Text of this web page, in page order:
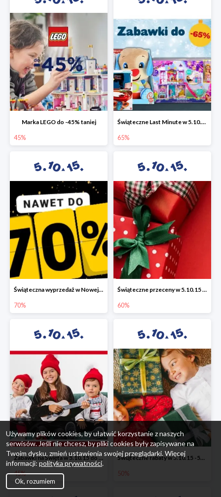
Marka LEGO do -45% taniej
45%
Świąteczne Last Minute w 5.10.15 - zabawki do -65%
65%
Świąteczna wyprzedaż w Nowej Erze - National Geographic Learning -70%
70%
Świąteczne przeceny w 5.10.15 - wszystkie ubrania -60%
60%
Zabawki na Święta w 5.10.15 do -45%
45%
Świąteczne rabaty w 5.10.15 -50%
50%
Używamy plików cookies, by ułatwić korzystanie z naszych
serwisów. Jeśli nie chcesz, by pliki cookies były zapisywane na
Twoim dysku, zmień ustawienia swojej przeglądarki. Więcej
informacji: polityka prywatności.
Ok, rozumiem